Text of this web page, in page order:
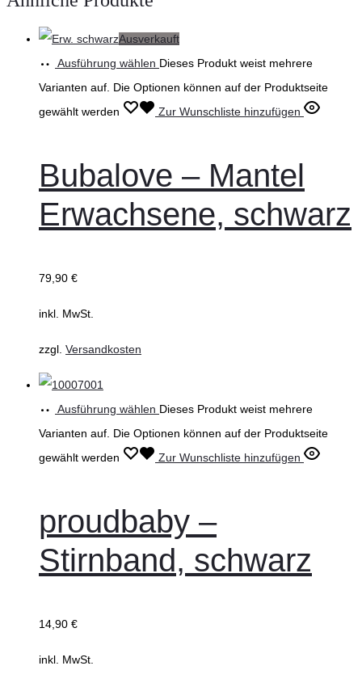
Ausverkauft
Ausführung wählen Dieses Produkt weist mehrere
Varianten auf. Die Optionen können auf der Produktseite
gewählt werden
Zur Wunschliste hinzufügen
Bubalove – Mantel
Erwachsene, schwarz
79,90 €
inkl. MwSt.
zzgl. Versandkosten
Ausführung wählen Dieses Produkt weist mehrere
Varianten auf. Die Optionen können auf der Produktseite
gewählt werden
Zur Wunschliste hinzufügen
proudbaby –
Stirnband, schwarz
14,90 €
inkl. MwSt.